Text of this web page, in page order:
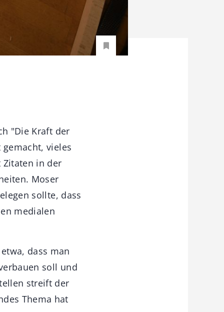
"Die Kraft der
vieles
Zitaten in der
Moser
sollte, dass
medialen
dass man
soll und
streift der
Thema hat